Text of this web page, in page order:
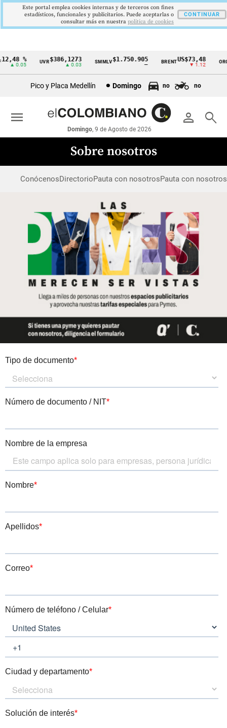
Cintillo
económicos
Colombia
%
▲ 0.05
UVR$386,1273
▲ 0.03
SMMLV$1.750.905
—
BRENTUS$73,48
▼ 1.12
ORO
Pico y Placa Medellín Domingo no no
person search
Domingo, 9 de Agosto de 2026
menu
Sobre nosotros
ConócenosDirectorioPauta con nosotrosPauta con
Este portal emplea cookies internas y de terceros con fines
estadísticos, funcionales y publicitarios. Puede aceptarlas o
consultar más en nuestrapolitica de cookies
CONTINUAR